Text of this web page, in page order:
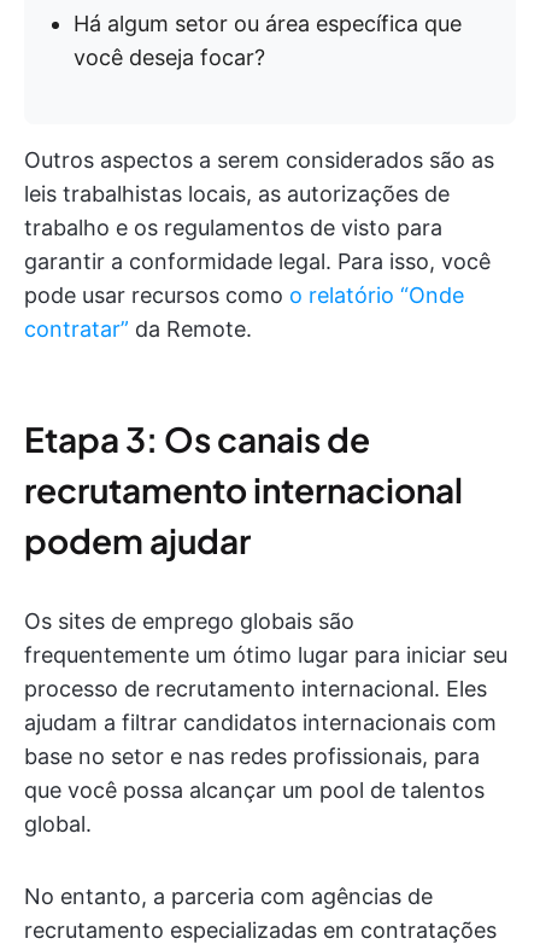
Há algum setor ou área específica que
você deseja focar?
Outros aspectos a serem considerados são as
leis trabalhistas locais, as autorizações de
trabalho e os regulamentos de visto para
garantir a conformidade legal. Para isso, você
pode usar recursos como o relatório “Onde
contratar” da Remote.
Etapa 3: Os canais de
recrutamento internacional
podem ajudar
Os sites de emprego globais são
frequentemente um ótimo lugar para iniciar seu
processo de recrutamento internacional. Eles
ajudam a filtrar candidatos internacionais com
base no setor e nas redes profissionais, para
que você possa alcançar um pool de talentos
global.
No entanto, a parceria com agências de
recrutamento especializadas em contratações